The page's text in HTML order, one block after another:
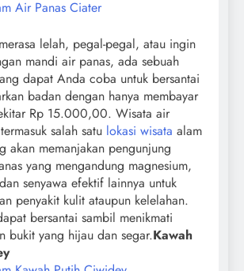
lelah, pegal-pegal, atau ingin
mandi air panas, ada sebuah
dapat Anda coba untuk bersantai
badan dengan hanya membayar
Rp 15.000,00. Wisata air
salah satu lokasi wisata alam
akan memanjakan pengunjung
yang mengandung magnesium,
senyawa efektif lainnya untuk
penyakit kulit ataupun kelelahan.
bersantai sambil menikmati
bukit yang hijau dan segar.Kawah